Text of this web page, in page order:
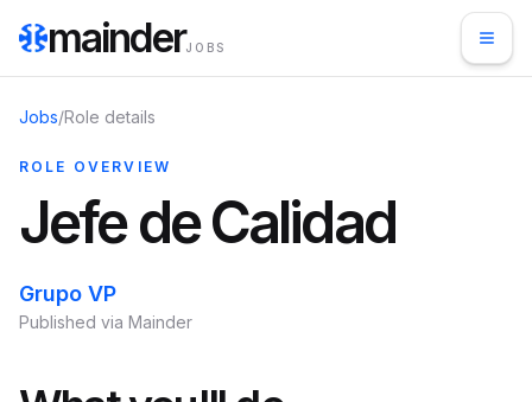
mainderJOBS
Jobs/Role details
ROLE OVERVIEW
Jefe de Calidad
Grupo VP
Published via Mainder